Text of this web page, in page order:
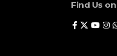
Find Us